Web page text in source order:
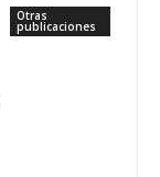
Otras
publicaciones